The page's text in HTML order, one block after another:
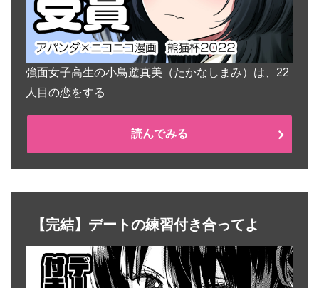
強面女子高生の小鳥遊真美（たかなしまみ）は、22
人目の恋をする
読んでみる
【完結】デートの練習付き合ってよ